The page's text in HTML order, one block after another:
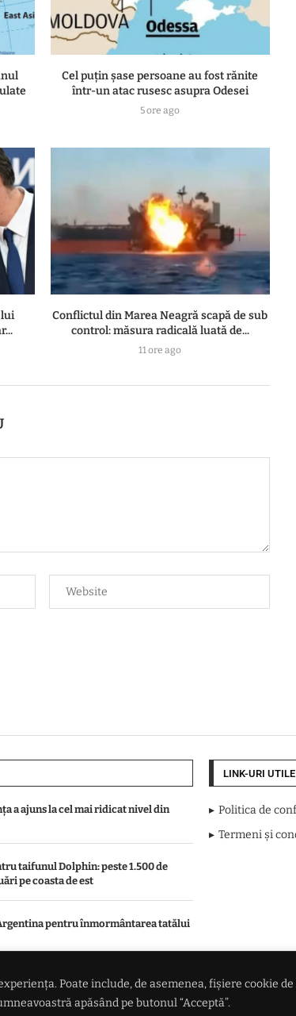
Poate include, de asemenea, fișiere cookie
apăsând pe butonul “Acceptă”.
Cel puțin șase persoane au fost rănite
într-un atac rusesc asupra Odesei
5 ore ago
lui
Conflictul din Marea Neagră scapă de sub
control: măsura radicală luată de...
11 ore ago
a ajuns la cel mai ridicat nivel din
taifunul Dolphin: peste 1.500 de
pe coasta de est
pentru înmormântarea tatălui
premierul printr-o plângere
o sesizare la Curtea de Apel
LINK-URI UTILE
Politica de
Termeni și